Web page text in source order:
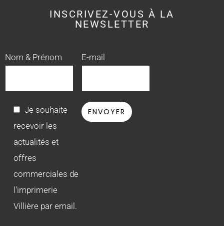
INSCRIVEZ-VOUS À LA
NEWSLETTER
Nom & Prénom E-mail
Je souhaite
recevoir les
actualités et
offres
commerciales de
l'imprimerie
Villière par email.